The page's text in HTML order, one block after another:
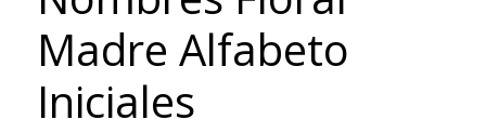
Madre Alfabeto
Iniciales